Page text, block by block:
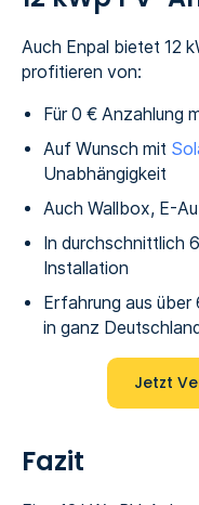
Auch Enpal bietet 12
profitieren von:
Für 0 € Anzahlung
Auf Wunsch mit
Unabhängigkeit
Auch Wallbox, E-
In durchschnittlich
Installation
Erfahrung aus
in ganz
Jetzt
Fazit